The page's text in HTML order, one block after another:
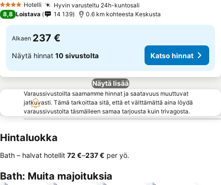
4 Tähtiluokitus
Hotelli Hyvin varusteltu 24h-kuntosali
8,8 Loistava 14 139 0.6 km kohteesta Keskusta
Alkaen 237 €
Näytä hinnat 10 sivustolta Katso hinnat
Näytä lisää
Varaussivustoilta saamamme hinnat ja saatavuus muuttuvat
jatkuvasti. Tämä tarkoittaa sitä, että et välttämättä aina löydä
varaussivustolta täsmälleen samaa tarjousta kuin trivagosta.
Hintaluokka
Bath – halvat hotellit ‎72 €–‎237 € per yö.
Bath: Muita majoituksia